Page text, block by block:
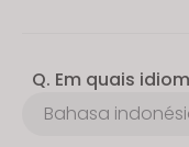
Q. Em quais
Bahasa